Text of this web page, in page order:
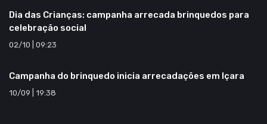
Dia das Crianças: campanha arrecada brinquedos para
celebração social
02/10 | 09:23
Campanha do brinquedo inicia arrecadações em Içara
10/09 | 19:38